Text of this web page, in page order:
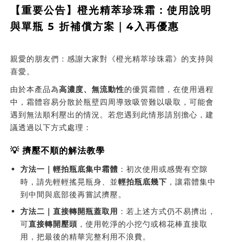
【重要公告】橙光精萃珍珠霜：使用說明
與單瓶 5 折補償方案｜4入再優惠
親愛的朋友們：感謝大家對《橙光精萃珍珠霜》的支持與
喜愛。
由於本產品為高濃度、無流動性的優質霜體，在使用過程
中，霜體容易分散於瓶壁四周導致吸管難以吸取，可能會
遇到無法順利壓出的情況。若您遇到此情形請別擔心，建
議透過以下方式處理：
💡 擠壓不順的解法教學
方法一｜輕拍瓶底集中霜體 ：初次使用或感覺有空隙
時，請先輕輕搖晃瓶身、並輕拍瓶底幾下 ，讓霜體集中
到中間與底部後再嘗試擠壓。
方法二｜直接轉開瓶蓋取用 ：若上述方式仍不易擠出，
可直接轉開壓頭 ，使用乾淨的小挖勺或棉花棒直接取
用，把最後的精華完整利用不浪費。